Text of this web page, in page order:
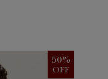
50%
OFF